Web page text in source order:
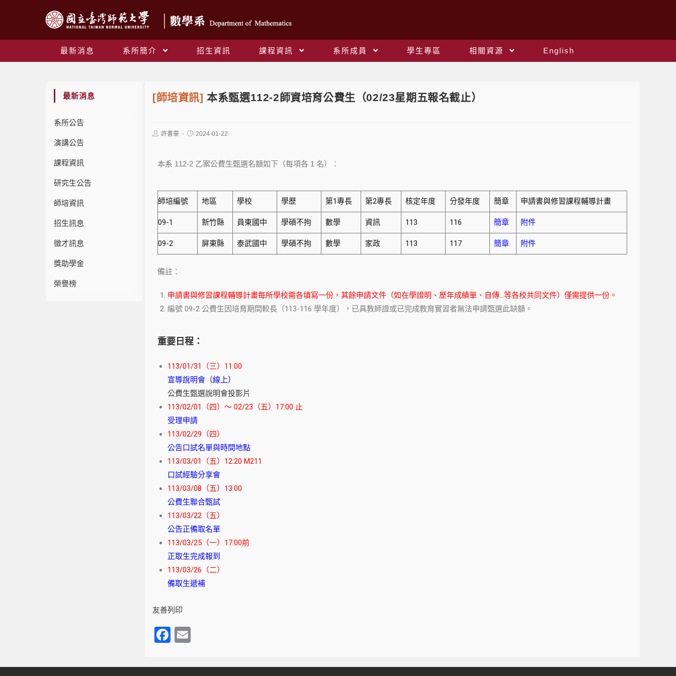
最新消息 系所簡介 招生資訊 課程資訊 系所成員 學生專區 相關資源
English
最新消息
系所公告
演講公告
課程資訊
研究生公告
師培資訊
招生訊息
徵才訊息
獎助學金
榮譽榜
[師培資訊]本系甄選112-2師資培育公費生（02/23星期五報名截止）
許書豪 2024-01-22
本系 112-2 乙案公費生甄選名額如下（每項各 1 名）：
師培編號 地區 學校 學歷 第1專長 第2專長 核定年度 分發年度 簡章 申請書與修習課程輔導計畫
09-1 新竹縣 員東國中 學碩不拘 數學 資訊 113 116 簡章 附件
09-2 屏東縣 泰武國中 學碩不拘 數學 家政 113 117 簡章 附件
備註：
申請書與修習課程輔導計畫每所學校需各填寫一份，其餘申請文件（如在學證明、歷年成績單、自傳…等各校共同文件） 僅需提供一份。
編號 09-2 公費生因培育期間較長（113-116 學年度），已具教師證或已完成教育實習者無法申請甄選此缺額。
重要日程：
113/01/31（三）11:00
宣導說明會（線上）
公費生甄選說明會投影片
113/02/01（四）～ 02/23（五）17:00 止
受理申請
113/02/29（四）
公告口試名單與時間地點
113/03/01（五）12:20 M211
口試經驗分享會
113/03/08（五）13:00
公費生聯合甄試
113/03/22（五）
公告正備取名單
113/03/25（一）17:00前
正取生完成報到
113/03/26（二）
備取生遞補
友善列印
F
c
ail